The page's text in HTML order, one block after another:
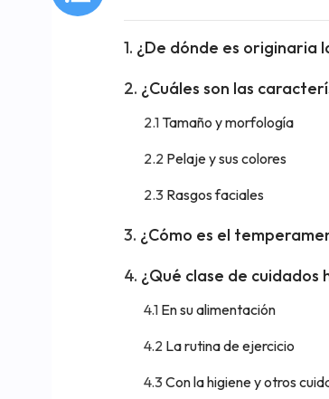
¿De dónde es originaria
¿Cuáles son las
Tamaño y morfología
Pelaje y sus colores
Rasgos faciales
¿Cómo es el
¿Qué clase de cuidados
En su alimentación
La rutina de ejercicio
Con la higiene y otros